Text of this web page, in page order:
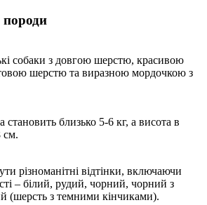
породи
собаки з довгою шерстю, красивою
шерстю та виразною мордочкою з
становить близько 5-6 кг, а висота в
см.
різноманітні відтінки, включаючи
– білий, рудий, чорний, чорний з
(шерсть з темними кінчиками).